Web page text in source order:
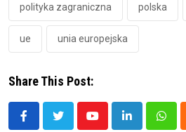
polityka zagraniczna polska
ue unia europejska
Share This Post:
YoutubeLinkedIn